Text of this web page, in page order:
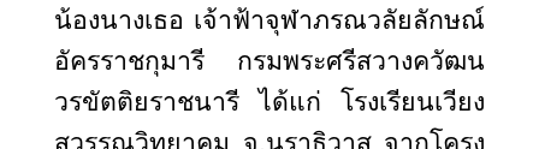
น้องนางเธอ เจ้าฟ้าจุฬาภรณวลัยลักษณ์
อัครราชกุมารี กรมพระศรีสวางควัฒน
วรขัตติยราชนารี ได้แก่ โรงเรียนเวียง